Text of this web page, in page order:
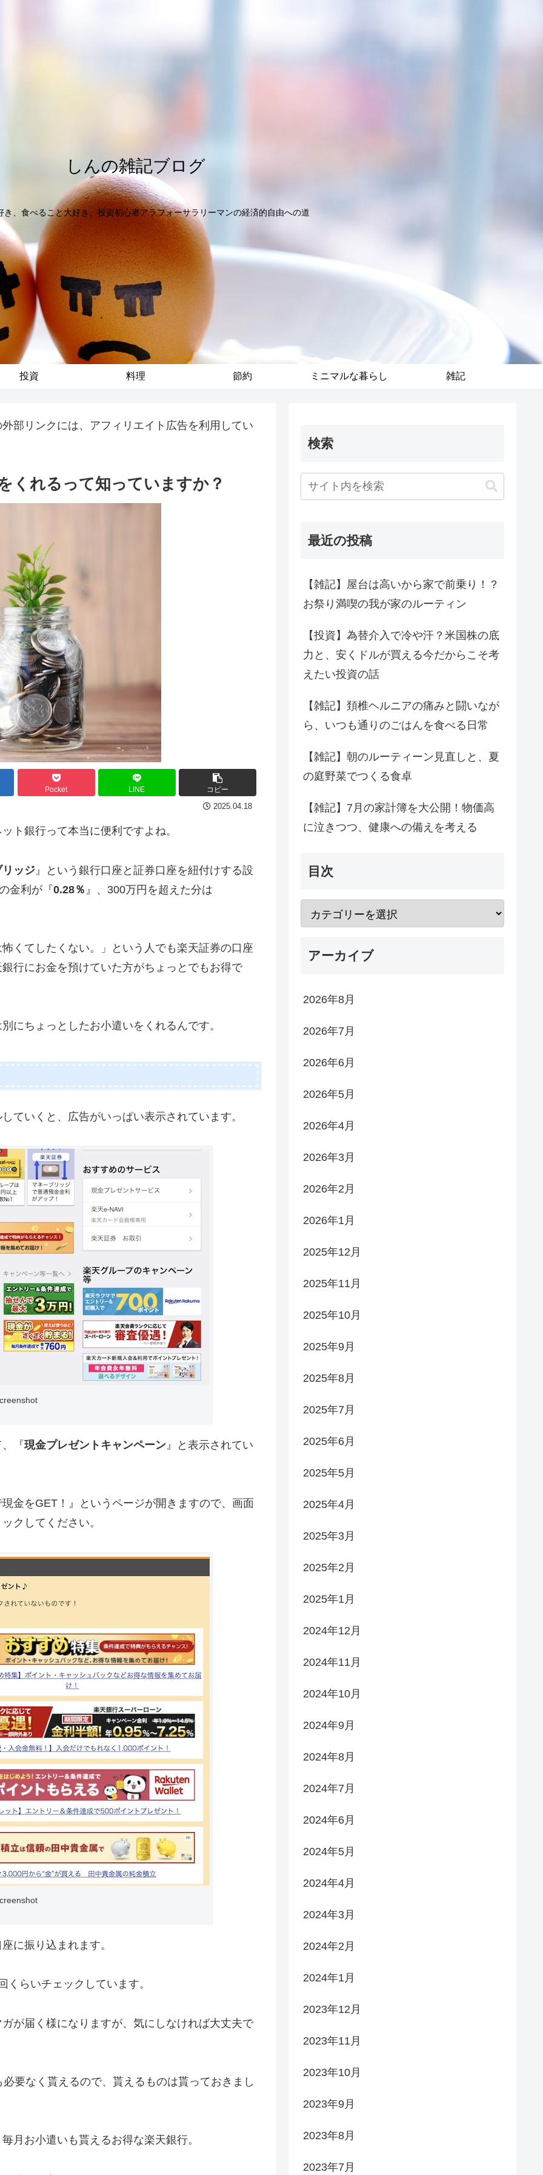
しんの雑記ブログ
き、食べること大好き、投資初心者アラフォーサラリーマンの経済的自由への道
投資 料理 節約 ミニマルな暮らし 雑記
部リンクには、アフィリエイト広告を利用してい
くれるって知っていますか？
Pocket LINE コピー
2025.04.18
ト銀行って本当に便利ですよね。
ッジ 』という銀行口座と証券口座を紐付けする設
金利が『0.28％ 』、300万円を超えた分は
くてしたくない。」という人でも楽天証券の口座
行にお金を預けていた方がちょっとでもお得で
にちょっとしたお小遣いをくれるんです。
ていくと、広告がいっぱい表示されています。
『現金プレゼントキャンペーン』と表示されてい
金をGET！』というページが開きますので、画面
クしてください。
に振り込まれます。
らいチェックしています。
が届く様になりますが、気にしなければ大丈夫で
要なく貰えるので、貰えるものは貰っておきまし
月お小遣いも貰えるお得な楽天銀行。
検索
最近の投稿
【雑記】屋台は高いから家で前乗り！？
お祭り満喫の我が家のルーティン
【投資】為替介入で冷や汗？米国株の底
力と、安くドルが買える今だからこそ考
えたい投資の話
【雑記】頚椎ヘルニアの痛みと闘いなが
ら、いつも通りのごはんを食べる日常
【雑記】朝のルーティーン見直しと、夏
の庭野菜でつくる食卓
【雑記】7月の家計簿を大公開！物価高
に泣きつつ、健康への備えを考える
目次
アーカイブ
2026年8月
2026年7月
2026年6月
2026年5月
2026年4月
2026年3月
2026年2月
2026年1月
2025年12月
2025年11月
2025年10月
2025年9月
2025年8月
2025年7月
2025年6月
2025年5月
2025年4月
2025年3月
2025年2月
2025年1月
2024年12月
2024年11月
2024年10月
2024年9月
2024年8月
2024年7月
2024年6月
2024年5月
2024年4月
2024年3月
2024年2月
2024年1月
2023年12月
2023年11月
2023年10月
2023年9月
2023年8月
2023年7月